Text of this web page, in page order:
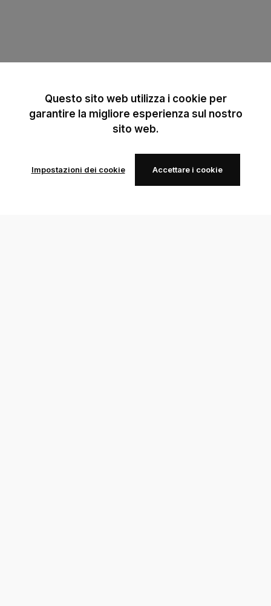
Questo sito web utilizza i cookie per
garantire la migliore esperienza sul nostro
sito web.
Impostazioni dei cookie Accettare i cookie